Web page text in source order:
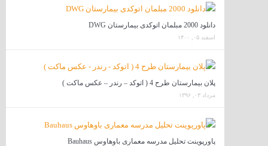
دانلود 2000 مبلمان اتوکدی بیمارستان DWG
اسفند ۰۵, ۱۴۰۰
پلان بیمارستان طرح 4 ( اتوکد – رندر – عکس ماکت )
مرداد ۰۳, ۱۳۹۶
پاورپوینت تحلیل مدرسه معماری باوهاوس Bauhaus